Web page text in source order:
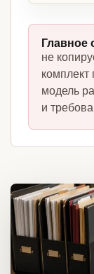
Главное
не
комплект
модель
и